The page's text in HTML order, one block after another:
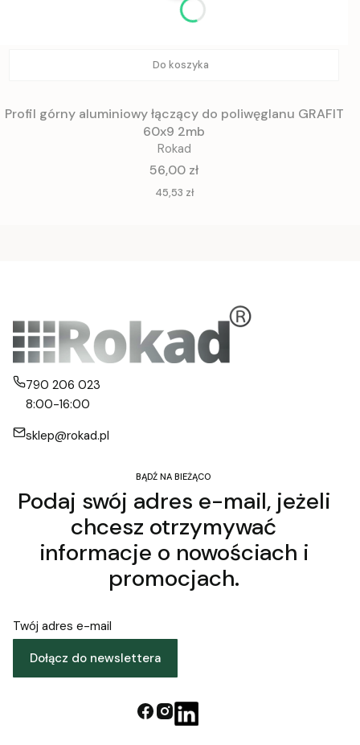
Do koszyka
Profil górny aluminiowy łączący do poliwęglanu GRAFIT
60x9 2mb
Rokad
Cena
56,00 zł
Cena
45,53 zł
790 206 023
8:00-16:00
sklep@rokad.pl
BĄDŹ NA BIEŻĄCO
Podaj swój adres e-mail, jeżeli
chcesz otrzymywać
informacje o nowościach i
promocjach.
Twój adres e-mail
Dołącz do newslettera